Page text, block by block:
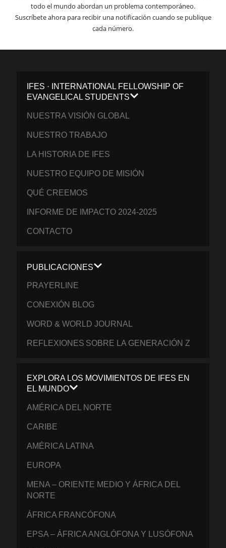
todo el mundo abordan un problema contemporáneo.
Suscríbete ahora para recibir una notificación cuando se publique
cada número.
IFES · INTERNATIONAL FELLOWSHIP OF
EVANGELICAL STUDENTS
NUESTRA VISIÓN GLOBAL
NUESTRO TRABAJO
LA HISTORIA DE IFES
NUESTRO EQUIPO DE MISIÓN
QUÉ CREEMOS
INFORME DE IMPACTO 2024-2025
CONTACTO
PUBLICACIONES
PRAYERLINE
CONEXIÓN BLOG
WORD & WORLD JOURNAL
REFLEXIONES SOBRE LA GENERACIÓN Z
EXPLORA LOS MOVIMIENTOS DE IFES EN
EL MUNDO
AMÉRICA DEL NORTE
CARIBE
AMÉRICA LATINA
EUROPA
MENA – ORIENTE MEDIO Y ÁFRICA DEL
NORTE
ÁFRICA FRANCÓFONA
EPSA – ÁFRICA ANGLÓFONA Y LUSÓFONA